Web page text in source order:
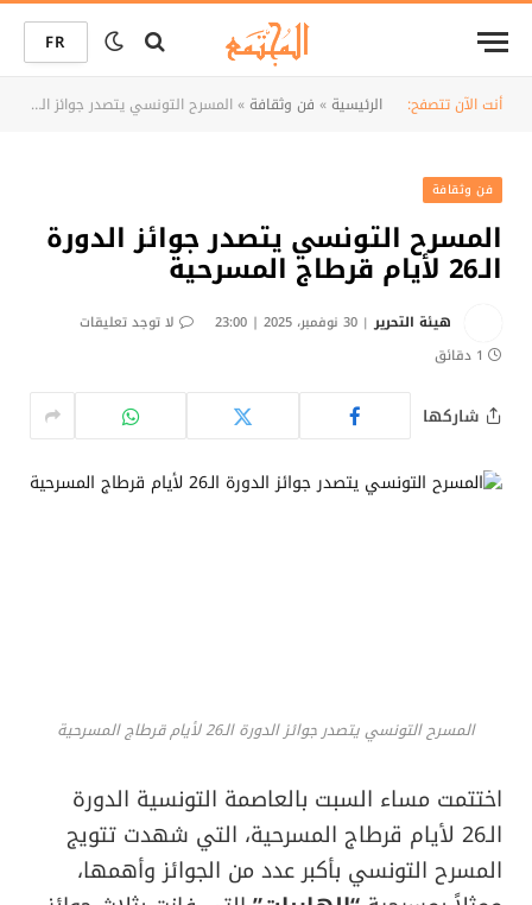
FR
أنت الآن تتصفح: الرئيسية» فن وثقافة»المسرح التونسي يتصدر جوائز الدورة الـ26 لأيام قرطاج المسرحية
فن وثقافة
المسرح التونسي يتصدر جوائز الدورة
الـ26 لأيام قرطاج المسرحية
هيئة التحرير 30 نوفمبر، 2025 | 23:00
لا توجد تعليقات
1 دقائق
شاركها
المسرح التونسي يتصدر جوائز الدورة الـ26 لأيام قرطاج المسرحية
اختتمت مساء السبت بالعاصمة التونسية الدورة
الـ26 لأيام قرطاج المسرحية، التي شهدت تتويج
المسرح التونسي بأكبر عدد من الجوائز وأهمها،